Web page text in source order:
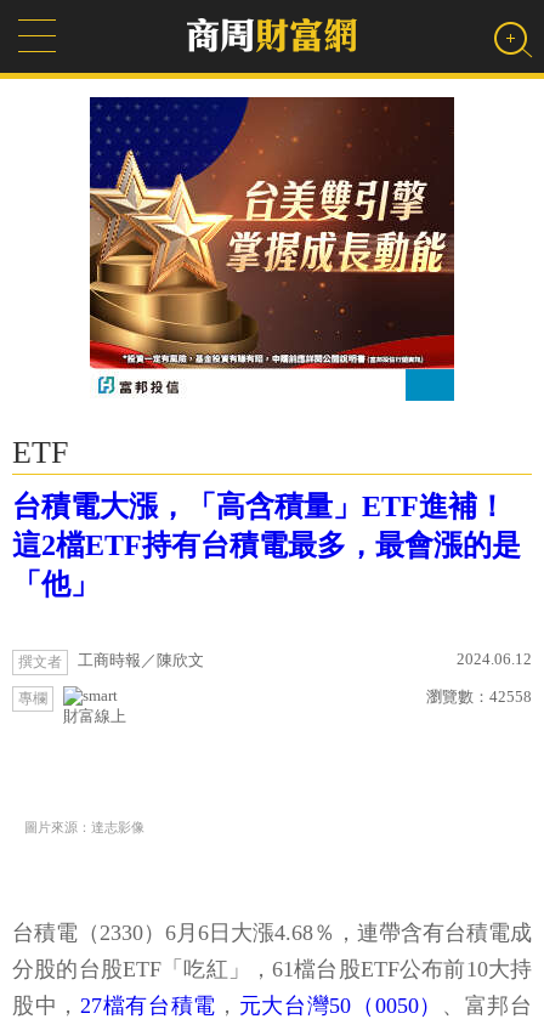
ETF
台積電大漲，「高含積量」ETF進補！
這2檔ETF持有台積電最多，最會漲的是
「他」
撰文者 工商時報／陳欣文 2024.06.12
專欄
財富線上
瀏覽數： 42558
圖片來源：達志影像
台積電（2330）6月6日大漲4.68％，連帶含有台積電成
分股的台股ETF「吃紅」，61檔台股ETF公布前10大持
股中， 27檔有台積電 ， 元大台灣50（0050） 、富邦台